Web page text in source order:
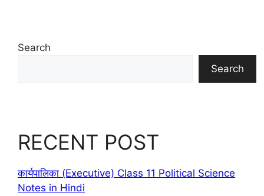
Search
Search
RECENT POST
कार्यपालिका (Executive) Class 11 Political Science
Notes in Hindi